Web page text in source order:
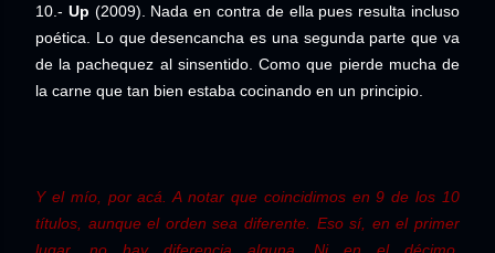
10.- Up (2009). Nada en contra de ella pues resulta incluso
poética. Lo que desencancha es una segunda parte que va
de la pachequez al sinsentido. Como que pierde mucha de
la carne que tan bien estaba cocinando en un principio.
Y el mío, por acá. A notar que coincidimos en 9 de los 10
títulos, aunque el orden sea diferente. Eso sí, en el primer